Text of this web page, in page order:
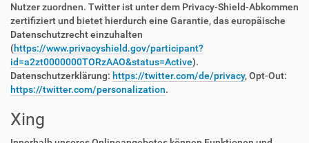
Nutzer zuordnen. Twitter ist unter dem Privacy-Shield-Abkommen
zertifiziert und bietet hierdurch eine Garantie, das europäische
Datenschutzrecht einzuhalten
(https://www.privacyshield.gov/participant?
id=a2zt0000000TORzAAO&status=Active).
Datenschutzerklärung: https://twitter.com/de/privacy, Opt-Out:
https://twitter.com/personalization.
Xing